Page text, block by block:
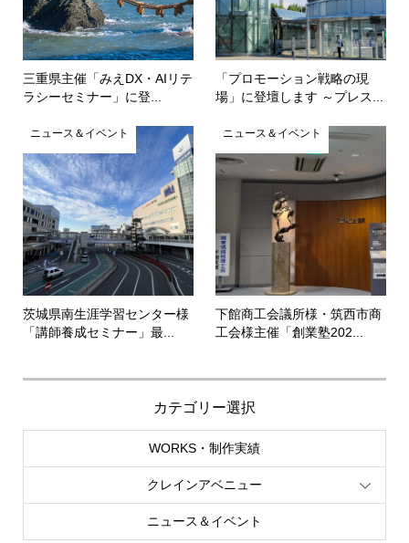
三重県主催「みえDX・AIリテ
ラシーセミナー」に登...
「プロモーション戦略の現
場」に登壇します ～プレス...
ニュース＆イベント
茨城県南生涯学習センター様
「講師養成セミナー」最...
ニュース＆イベント
下館商工会議所様・筑西市商
工会様主催「創業塾202...
カテゴリー選択
WORKS・制作実績
クレインアベニュー
ニュース＆イベント